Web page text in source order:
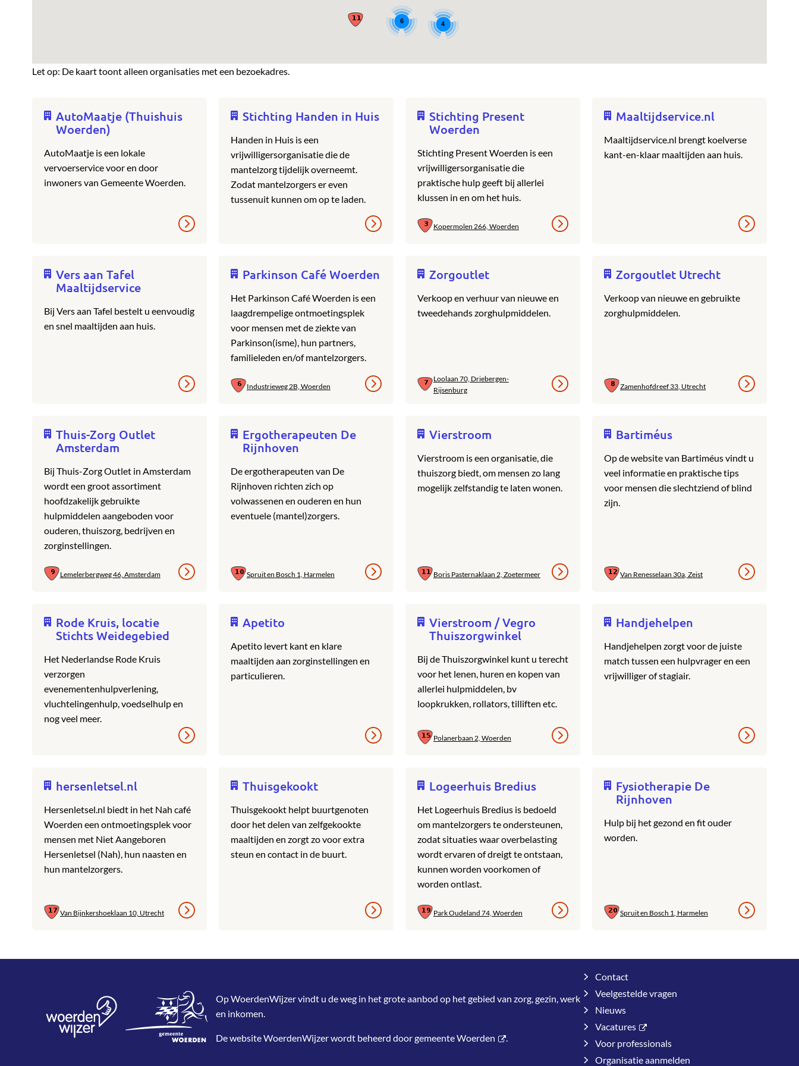
6 4
Let op: De kaart toont alleen organisaties met een bezoekadres.
AutoMaatje (Thuishuis
Woerden)
AutoMaatje is een lokale
vervoerservice voor en door
inwoners van Gemeente Woerden.
Stichting Handen in Huis
Handen in Huis is een
vrijwilligersorganisatie die de
mantelzorg tijdelijk overneemt.
Zodat mantelzorgers er even
tussenuit kunnen om op te laden.
Stichting Present
Woerden
Stichting Present Woerden is een
vrijwilligersorganisatie die
praktische hulp geeft bij allerlei
klussen in en om het huis.
Kopermolen 266, Woerden
Maaltijdservice.nl
Maaltijdservice.nl brengt koelverse
kant-en-klaar maaltijden aan huis.
Vers aan Tafel
Maaltijdservice
Bij Vers aan Tafel bestelt u eenvoudig
en snel maaltijden aan huis.
Parkinson Café Woerden
Het Parkinson Café Woerden is een
laagdrempelige ontmoetingsplek
voor mensen met de ziekte van
Parkinson(isme), hun partners,
familieleden en/of mantelzorgers.
Industrieweg 2B, Woerden
Zorgoutlet
Verkoop en verhuur van nieuwe en
tweedehands zorghulpmiddelen.
Loolaan 70, Driebergen-
Rijsenburg
Zorgoutlet Utrecht
Verkoop van nieuwe en gebruikte
zorghulpmiddelen.
Zamenhofdreef 33, Utrecht
Thuis-Zorg Outlet
Amsterdam
Bij Thuis-Zorg Outlet in Amsterdam
wordt een groot assortiment
hoofdzakelijk gebruikte
hulpmiddelen aangeboden voor
ouderen, thuiszorg, bedrijven en
zorginstellingen.
Lemelerbergweg 46, Amsterdam
Ergotherapeuten De
Rijnhoven
De ergotherapeuten van De
Rijnhoven richten zich op
volwassenen en ouderen en hun
eventuele (mantel)zorgers.
Spruit en Bosch 1, Harmelen
Vierstroom
Vierstroom is een organisatie, die
thuiszorg biedt, om mensen zo lang
mogelijk zelfstandig te laten wonen.
Boris Pasternaklaan 2, Zoetermeer
Bartiméus
Op de website van Bartiméus vindt u
veel informatie en praktische tips
voor mensen die slechtziend of blind
zijn.
Van Renesselaan 30a, Zeist
Rode Kruis, locatie
Stichts Weidegebied
Het Nederlandse Rode Kruis
verzorgen
evenementenhulpverlening,
vluchtelingenhulp, voedselhulp en
nog veel meer.
Apetito
Apetito levert kant en klare
maaltijden aan zorginstellingen en
particulieren.
Vierstroom / Vegro
Thuiszorgwinkel
Bij de Thuiszorgwinkel kunt u terecht
voor het lenen, huren en kopen van
allerlei hulpmiddelen, bv
loopkrukken, rollators, tilliften etc.
Polanerbaan 2, Woerden
Handjehelpen
Handjehelpen zorgt voor de juiste
match tussen een hulpvrager en een
vrijwilliger of stagiair.
hersenletsel.nl
Hersenletsel.nl biedt in het Nah café
Woerden een ontmoetingsplek voor
mensen met Niet Aangeboren
Hersenletsel (Nah), hun naasten en
hun mantelzorgers.
Van Bijnkershoeklaan 10, Utrecht
Thuisgekookt
Thuisgekookt helpt buurtgenoten
door het delen van zelfgekookte
maaltijden en zorgt zo voor extra
steun en contact in de buurt.
Logeerhuis Bredius
Het Logeerhuis Bredius is bedoeld
om mantelzorgers te ondersteunen,
zodat situaties waar overbelasting
wordt ervaren of dreigt te ontstaan,
kunnen worden voorkomen of
worden ontlast.
Park Oudeland 74, Woerden
Fysiotherapie De
Rijnhoven
Hulp bij het gezond en fit ouder
worden.
Spruit en Bosch 1, Harmelen
Op WoerdenWijzer vindt u de weg in het grote aanbod op het gebied van zorg, gezin, werk
en inkomen.
De website WoerdenWijzer wordt beheerd doorgemeente Woerden .
Contact
Veelgestelde vragen
Nieuws
Vacatures
Voor professionals
Organisatie aanmelden